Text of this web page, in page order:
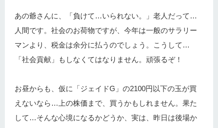
あの爺さんに、「負けて…いられない。」老人だって…
人間です。社会のお荷物ですが、今年は一般のサラリー
マンより、税金は余分に払うのでしょう。こうして…
「社会貢献」もしなくてはなりません。頑張るぞ！
お昼からも、仮に「ジェイドG」の2100円以下の玉が買
えないなら…上の株価まで、買うかもしれません。果た
して…そんな心境になるかどうか、実は、昨日は後場か